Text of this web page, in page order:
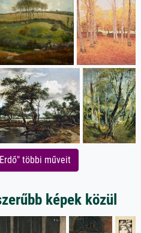
többi műveit
képek közül